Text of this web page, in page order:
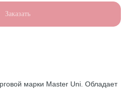
Заказать
марки Master Uni. Обладает